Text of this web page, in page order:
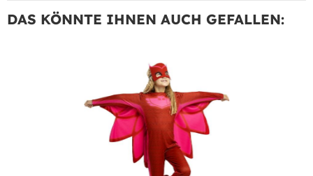
DAS KÖNNTE IHNEN AUCH GEFALLEN: